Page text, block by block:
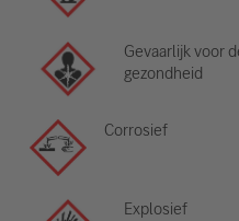
Gevaarlijk voor
gezondheid
Corrosief
Explosief